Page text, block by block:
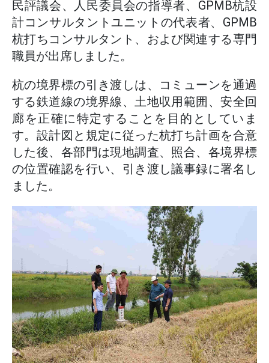
民評議会、人民委員会の指導者、GPMB杭設
計コンサルタントユニットの代表者、GPMB
杭打ちコンサルタント、および関連する専門
職員が出席しました。
杭の境界標の引き渡しは、コミューンを通過
する鉄道線の境界線、土地収用範囲、安全回
廊を正確に特定することを目的としていま
す。設計図と規定に従った杭打ち計画を合意
した後、各部門は現地調査、照合、各境界標
の位置確認を行い、引き渡し議事録に署名し
ました。